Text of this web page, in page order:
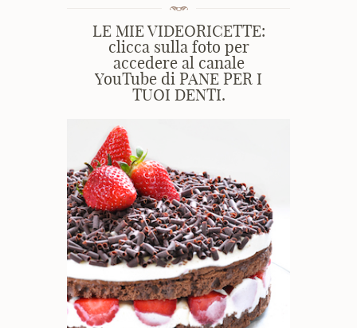
LE MIE VIDEORICETTE:
clicca sulla foto per
accedere al canale
YouTube di PANE PER I
TUOI DENTI.